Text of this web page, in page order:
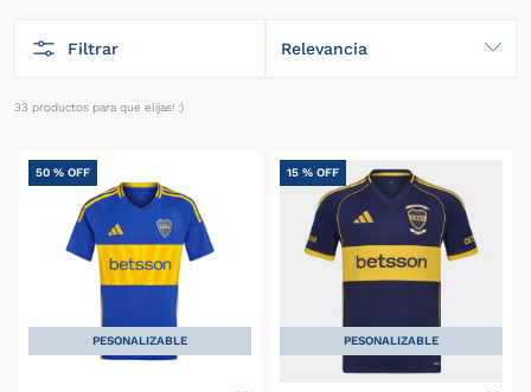
Filtrar Relevancia
33 productos
PESONALIZABLE
50 % OFF
PESONALIZABLE
15 % OFF